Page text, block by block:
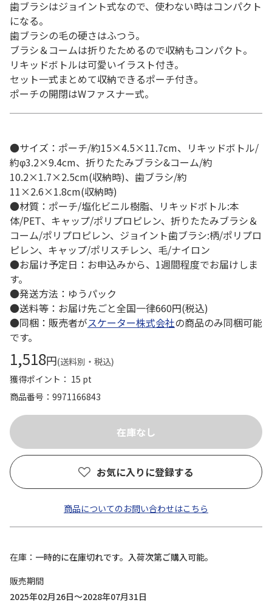
歯ブラシはジョイント式なので、使わない時はコンパクト
になる。
歯ブラシの毛の硬さはふつう。
ブラシ＆コームは折りたためるので収納もコンパクト。
リキッドボトルは可愛いイラスト付き。
セット一式まとめて収納できるポーチ付き。
ポーチの開閉はWファスナー式。
●サイズ：ポーチ/約15×4.5×11.7cm、リキッドボトル/
約φ3.2×9.4cm、折りたたみブラシ&コーム/約
10.2×1.7×2.5cm(収納時)、歯ブラシ/約
11×2.6×1.8cm(収納時)
●材質：ポーチ/塩化ビニル樹脂、リキッドボトル:本
体/PET、キャップ/ポリプロピレン、折りたたみブラシ＆
コーム/ポリプロピレン、ジョイント歯ブラシ:柄/ポリプロ
ピレン、キャップ/ポリスチレン、毛/ナイロン
●お届け予定日：お申込みから、1週間程度でお届けしま
す。
●発送方法：ゆうパック
●送料等：お届け先ごと全国一律660円(税込)
●同梱：販売者がスケーター株式会社の商品のみ同梱可能
です。
1,518円(送料別・税込)
獲得ポイント： 15 pt
商品番号
9971166843
お気に入りに登録する
商品についてのお問い合わせはこちら
在庫
一時的に在庫切れです。入荷次第ご購入可能。
販売期間
2025年02月26日～2028年07月31日